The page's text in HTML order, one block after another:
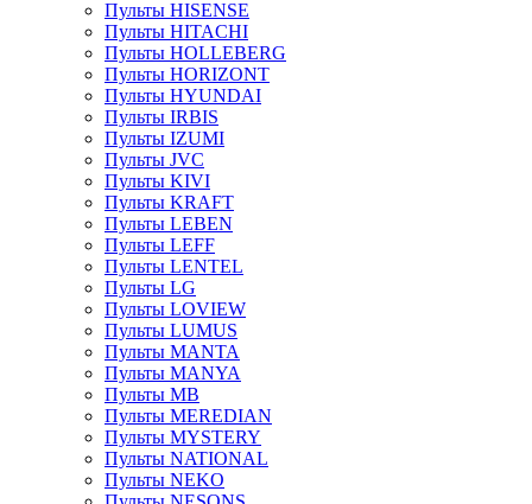
Пульты HISENSE
Пульты HITACHI
Пульты HOLLEBERG
Пульты HORIZONT
Пульты HYUNDAI
Пульты IRBIS
Пульты IZUMI
Пульты JVC
Пульты KIVI
Пульты KRAFT
Пульты LEBEN
Пульты LEFF
Пульты LENTEL
Пульты LG
Пульты LOVIEW
Пульты LUMUS
Пульты MANTA
Пульты MANYA
Пульты MB
Пульты MEREDIAN
Пульты MYSTERY
Пульты NATIONAL
Пульты NEKO